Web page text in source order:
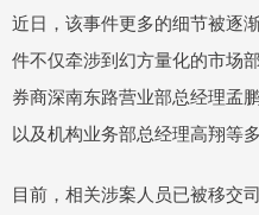
近日，该事件更多的细节被逐
件不仅牵涉到幻方量化的市场
券商深南东路营业部总经理孟
以及机构业务部总经理高翔等
目前，相关涉案人员已被移交